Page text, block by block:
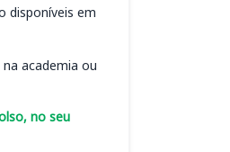
disponíveis em
academia ou
no seu